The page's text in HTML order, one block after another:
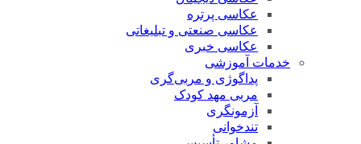
عکاسی پرتره
عکاسی صنعتی و تبلیغاتی
عکاسی خبری
خدمات آموزشی
پداگوژی و مربی‌گری
مربی مهد کودک
آزمونگری
تندخوانی